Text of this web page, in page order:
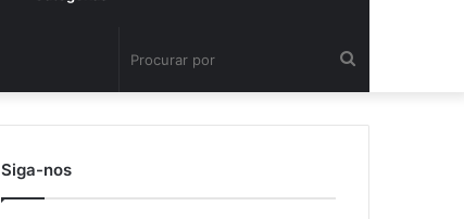
por
Siga-nos